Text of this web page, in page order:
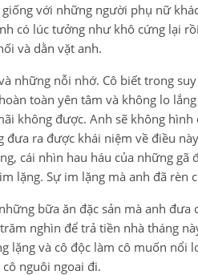
với những người phụ nữ
có lúc tưởng như khô cứng lại
và dằn vặt anh.
những nỗi nhớ. Cô biết trong
toàn yên tâm và không lo
không được. Anh sẽ không hình
đưa ra được khái niệm về điều
cái nhìn hau háu của những gã
lặng. Sự im lặng mà anh đã rèn
bữa ăn đặc sản mà anh đưa
nghìn để trả tiền nhà tháng
lặng và cô độc làm cô muốn nổi
nguôi ngoai đi.